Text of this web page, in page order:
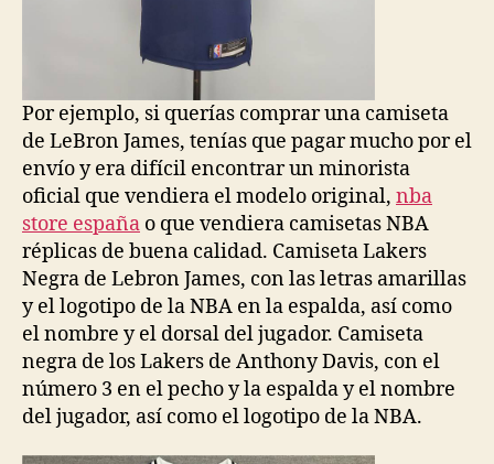
Por ejemplo, si querías comprar una camiseta
de LeBron James, tenías que pagar mucho por el
envío y era difícil encontrar un minorista
oficial que vendiera el modelo original, nba
store españa o que vendiera camisetas NBA
réplicas de buena calidad. Camiseta Lakers
Negra de Lebron James, con las letras amarillas
y el logotipo de la NBA en la espalda, así como
el nombre y el dorsal del jugador. Camiseta
negra de los Lakers de Anthony Davis, con el
número 3 en el pecho y la espalda y el nombre
del jugador, así como el logotipo de la NBA.